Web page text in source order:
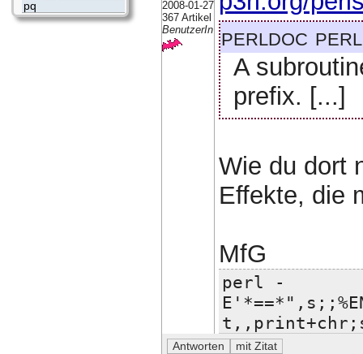
2008-01-27
367 Artikel
BenutzerIn
perldoc
A
prefix. [...]
Wie du dort
Effekte, die
MfG
perl -
pq